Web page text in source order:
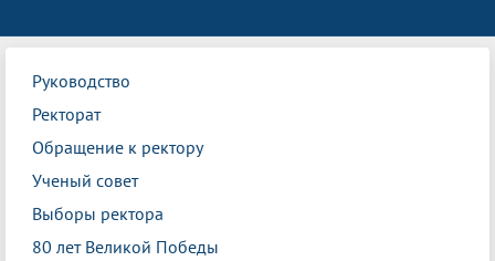
Руководство
Ректорат
Обращение к ректору
Ученый совет
Выборы ректора
80 лет Великой Победы